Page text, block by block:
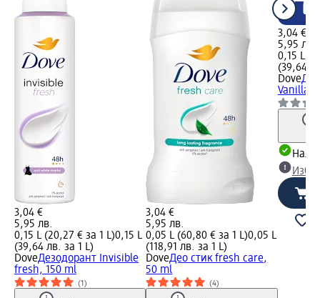
3,04 €
5,95 лв.
0,15 L (20,27 € за 1 L)0,15 L
(39,64 лв. за 1 L)
DoveДезодорант Invisible
fresh, 150 ml
(1)
3,04 €
5,95 лв.
0,05 L (60,80 € за 1 L)0,05 L
(118,91 лв. за 1 L)
DoveДео стик fresh care,
50 ml
(4)
3,04 €
5,95 лв.
0,15 L
(39,64
Dove
Vanilla